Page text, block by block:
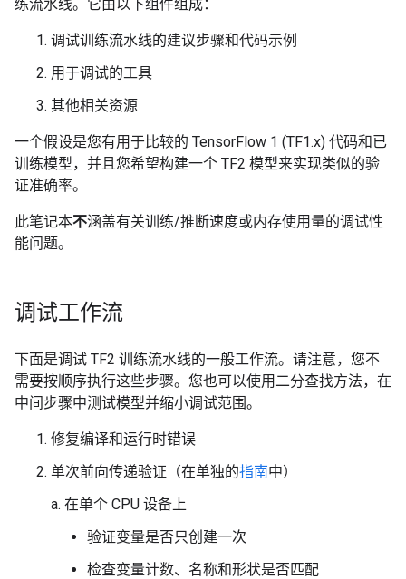
练流水线。它由以下组件组成：
调试训练流水线的建议步骤和代码示例
用于调试的工具
其他相关资源
一个假设是您有用于比较的 TensorFlow 1 (TF1.x) 代码和已
训练模型，并且您希望构建一个 TF2 模型来实现类似的验
证准确率。
此笔记本不涵盖有关训练/推断速度或内存使用量的调试性
能问题。
调试工作流
下面是调试 TF2 训练流水线的一般工作流。请注意，您不
需要按顺序执行这些步骤。您也可以使用二分查找方法，在
中间步骤中测试模型并缩小调试范围。
修复编译和运行时错误
单次前向传递验证（在单独的指南中）
a. 在单个 CPU 设备上
验证变量是否只创建一次
检查变量计数、名称和形状是否匹配